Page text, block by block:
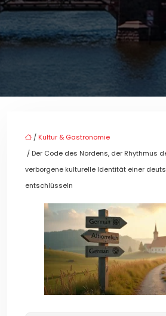
/ Kultur & Gastronomie
/ Der Code des Nordens, der Rhythmus
verborgene kulturelle Identität einer
entschlüsseln